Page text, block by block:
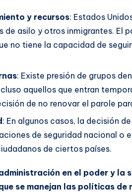
y recursos: Estados
asilo y otros inmigrantes. El
no tiene la capacidad de
: Existe presión de grupos
aquellos que entran
de no renovar el parole
: En algunos casos, la decisión
de seguridad nacional o
de ciertos países.
en el poder y la
se manejan las políticas de